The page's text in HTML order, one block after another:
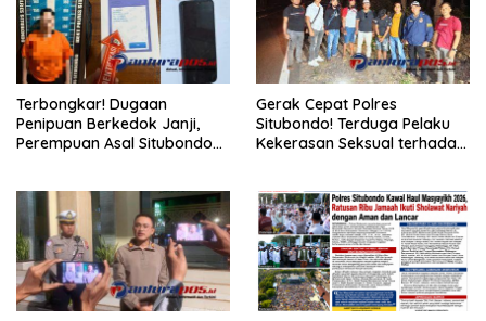
Terbongkar! Dugaan
Penipuan Berkedok Janji,
Perempuan Asal Situbondo
Gerak Cepat Polres
Situbondo! Terduga Pelaku
Kekerasan Seksual terhadap